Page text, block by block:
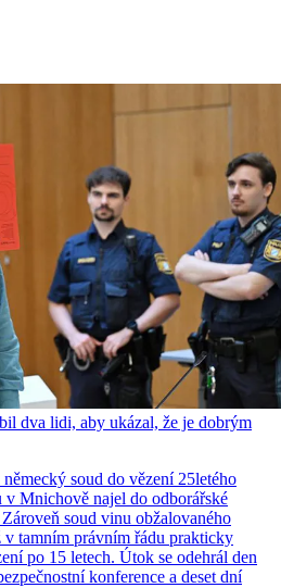
dva lidi, aby ukázal, že je dobrým
soud do vězení 25letého
Mnichově najel do odborářské
soud vinu obžalovaného
tamním právním řádu prakticky
po 15 letech. Útok se odehrál den
konference a deset dní